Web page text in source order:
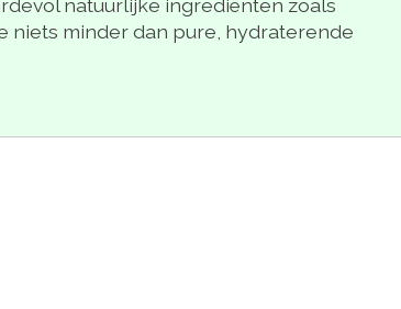
natuurlijke ingrediënten zoals
niets minder dan pure, hydraterende